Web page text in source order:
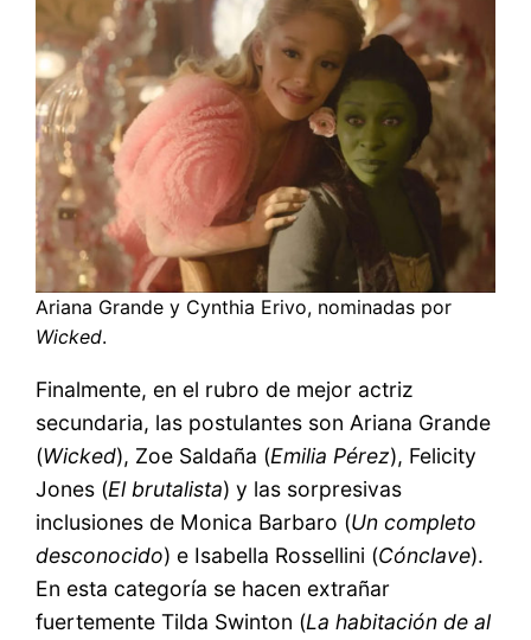
Ariana Grande y Cynthia Erivo, nominadas por
Wicked.
Finalmente, en el rubro de mejor actriz
secundaria, las postulantes son Ariana Grande
(Wicked), Zoe Saldaña (Emilia Pérez), Felicity
Jones (El brutalista) y las sorpresivas
inclusiones de Monica Barbaro (Un completo
desconocido) e Isabella Rossellini (Cónclave).
En esta categoría se hacen extrañar
fuertemente Tilda Swinton (La habitación de al